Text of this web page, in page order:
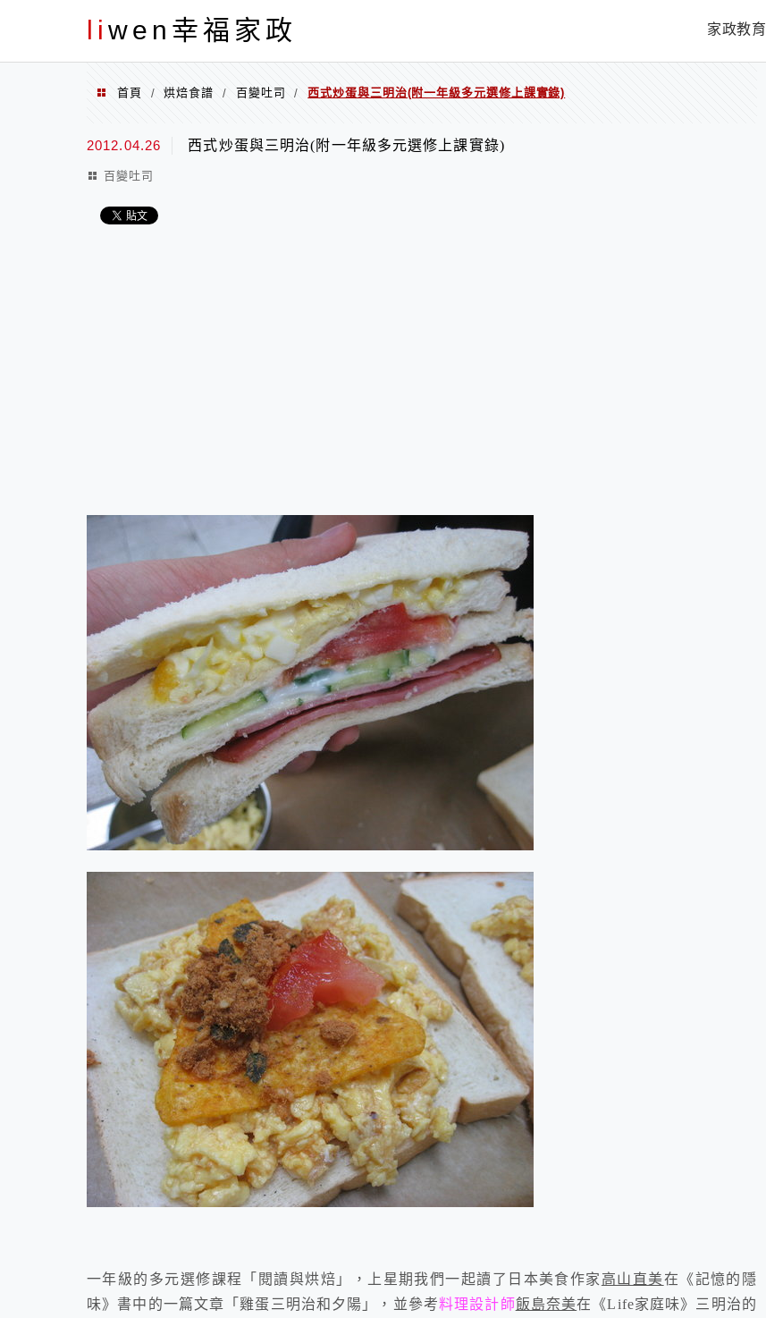
li wen幸福家政
menu
家政教育
首頁 / 烘焙食譜 / 百變吐司 / 西式炒蛋與三明治(附一年級多元選修上課實錄)
2012.04.26 西式炒蛋與三明治(附一年級多元選修上課實錄)
百變吐司
一年級的多元選修課程「閱讀與烘焙」，上星期我們一起讀了日本美食作家 高山直美在《記憶的隱
味》書中的一篇文章 「雞蛋三明治和夕陽」，並參考料理設計師飯島奈美在《Life家庭味》三明治的